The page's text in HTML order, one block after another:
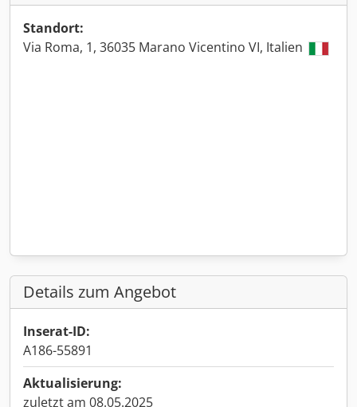
Standort:
Via Roma, 1, 36035 Marano Vicentino VI, Italien
Details zum Angebot
Inserat-ID:
A186-55891
Aktualisierung:
zuletzt am 08.05.2025